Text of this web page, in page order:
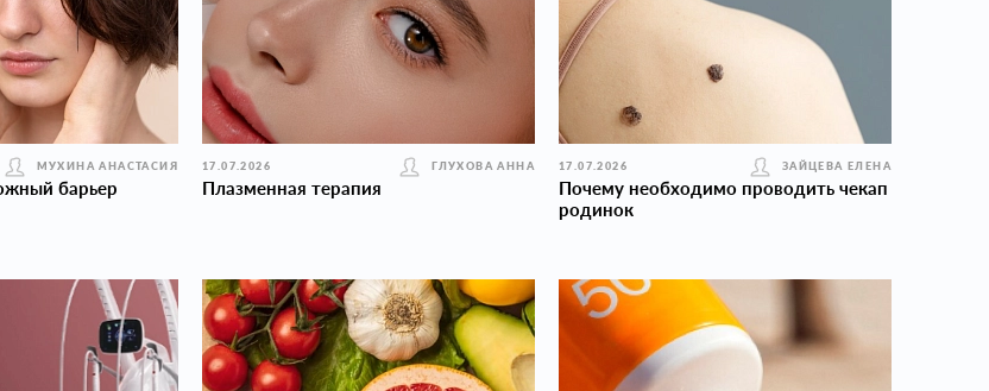
МУХИНА АНАСТАСИЯ
барьер
17.07.2026 ГЛУХОВА АННА
Плазменная терапия
17.07.2026 ЗАЙЦЕВА ЕЛЕНА
Почему необходимо проводить чекап
родинок